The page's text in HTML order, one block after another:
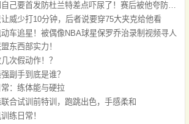
帕森斯：当年得知自己要首发防杜兰特差点吓尿了！赛后被他夸防得好给了我自信
威少打10分钟，后者说要穿75大夹克给他看
车追星！被偶像NBA球星保罗乔治录制视频寻人
东西部实力！
次假动作！？
副手到底是谁？
：练体能与硬拉
合试训前特训，跑跳出色，手感柔和
练日常！